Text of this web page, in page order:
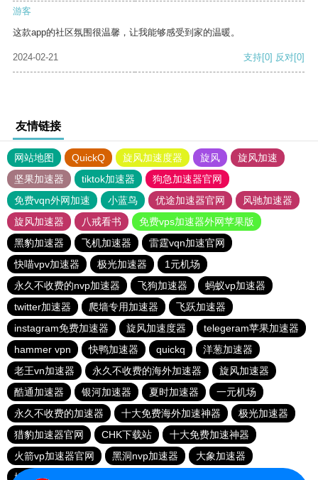
游客
这款app的社区氛围很温馨，让我能够感受到家的温暖。
2024-02-21 支持[0] 反对[0]
友情链接
网站地图 QuickQ 旋风加速度器 旋风
旋风加速
坚果加速器
tiktok加速器
狗急加速器官网
免费vqn外网加速
小蓝鸟 优途加速器官网
风驰加速器
旋风加速器
八戒看书
免费vps加速器外网苹果版
黑豹加速器
飞机加速器
雷霆vqn加速官网
快喵vpv加速器
极光加速器
1元机场
永久不收费的nvp加速器
飞狗加速器
蚂蚁vp加速器
twitter加速器
爬墙专用加速器
飞跃加速器
instagram免费加速器
旋风加速度器
telegeram苹果加速器
hammer vpn
快鸭加速器 quickq
洋葱加速器
老王vn加速器
永久不收费的海外加速器
旋风加速器
酷通加速器
银河加速器 夏时加速器
一元机场
永久不收费的加速器
十大免费海外加速神器
极光加速器
猎豹加速器官网
CHK下载站
十大免费加速神器
火箭vp加速器官网
黑洞nvp加速器
大象加速器
橘子加速器